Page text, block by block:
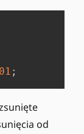
;
od